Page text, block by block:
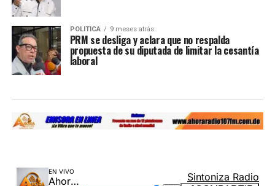
POLITICA 9 meses atrás
PRM se desliga y aclara que no respalda
propuesta de su diputada de limitar la cesantía
laboral